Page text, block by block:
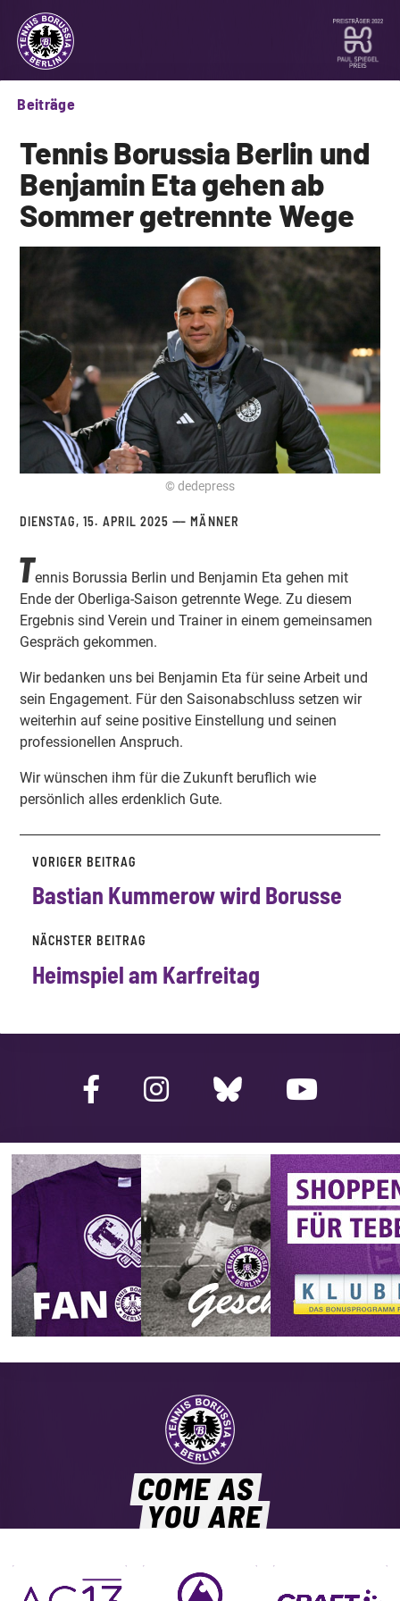
Beiträge
Tennis Borussia Berlin und
Benjamin Eta gehen ab
Sommer getrennte Wege
© dedepress
DIENSTAG, 15. APRIL 2025 MÄNNER
Tennis Borussia Berlin und Benjamin Eta gehen mit
Ende der Oberliga-Saison getrennte Wege. Zu diesem
Ergebnis sind Verein und Trainer in einem gemeinsamen
Gespräch gekommen.
Wir bedanken uns bei Benjamin Eta für seine Arbeit und
sein Engagement. Für den Saisonabschluss setzen wir
weiterhin auf seine positive Einstellung und seinen
professionellen Anspruch.
Wir wünschen ihm für die Zukunft beruflich wie
persönlich alles erdenklich Gute.
VORIGER BEITRAG
Bastian Kummerow wird Borusse
NÄCHSTER BEITRAG
Heimspiel am Karfreitag
COME AS
YOU ARE